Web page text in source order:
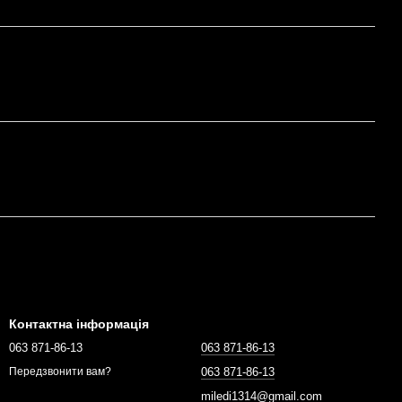
Контактна інформація
063 871-86-13
Передзвонити вам?
063 871-86-13
063 871-86-13
miledi1314@gmail.com